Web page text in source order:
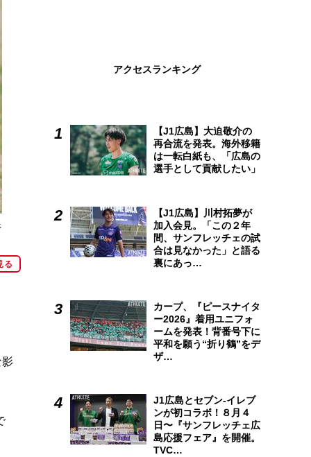
る
影
アクセスランキング
【J1広島】大迫敬介の
再合流を発表。海外移籍
は一転白紙も、「広島の
選手として貢献したい」
【J1広島】川村拓夢が
加入会見。「この２年
間、サンフレッチェの試
合は見なかった」と語る
裏にあっ…
カープ、『ピースナイタ
ー2026』着用ユニフォ
ームを発表！背番号下に
平和を願う“折り鶴”をデ
ザ…
J1広島とセブン-イレブ
ンが初コラボ！８月４
日〜『サンフレッチェ広
島応援フェア』を開催。
TVC…